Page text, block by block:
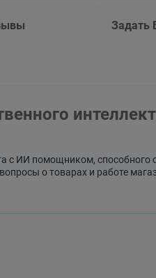
Задать
с ИИ помощником, способного
о товарах и работе